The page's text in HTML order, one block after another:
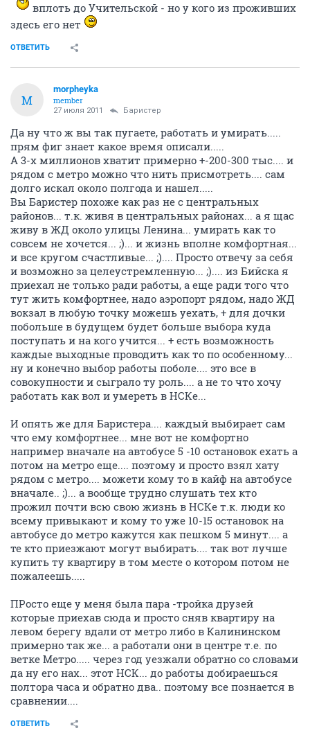
вплоть до Учительской - но у кого из проживших
здесь его нет
ОТВЕТИТЬ
M
morpheyka
member
27 июля 2011 Баристер
Да ну что ж вы так пугаете, работать и умирать.....
прям фиг знает какое время описали.....
А 3-х миллионов хватит примерно +-200-300 тыс.... и
рядом с метро можно что нить присмотреть.... сам
долго искал около полгода и нашел.....
Вы Баристер похоже как раз не с центральных
районов... т.к. живя в центральных районах... а я щас
живу в ЖД около улицы Ленина... умирать как то
совсем не хочется... ;)... и жизнь вполне комфортная...
и все кругом счастливые... ;).... Просто отвечу за себя
и возможно за целеустремленную... ;).... из Бийска я
приехал не только ради работы, а еще ради того что
тут жить комфортнее, надо аэропорт рядом, надо ЖД
вокзал в любую точку можешь уехать, + для дочки
побольше в будущем будет больше выбора куда
поступать и на кого учится... + есть возможность
каждые выходные проводить как то по особенному...
ну и конечно выбор работы поболе.... это все в
совокупности и сыграло ту роль.... а не то что хочу
работать как вол и умереть в НСКе...
И опять же для Баристера.... каждый выбирает сам
что ему комфортнее... мне вот не комфортно
например вначале на автобусе 5 -10 остановок ехать а
потом на метро еще.... поэтому и просто взял хату
рядом с метро.... можети кому то в кайф на автобусе
вначале.. ;)... а вообще трудно слушать тех кто
прожил почти всю свою жизнь в НСКе т.к. люди ко
всему привыкают и кому то уже 10-15 остановок на
автобусе до метро кажутся как пешком 5 минут.... а
те кто приезжают могут выбирать.... так вот лучше
купить ту квартиру в том месте о котором потом не
пожалеешь.....
ПРосто еще у меня была пара -тройка друзей
которые приехав сюда и просто сняв квартиру на
левом берегу вдали от метро либо в Калининском
примерно так же... а работали они в центре т.е. по
ветке Метро..... через год уезжали обратно со словами
да ну его нах... этот НСК... до работы добираешься
полтора часа и обратно два.. поэтому все познается в
сравнении....
ОТВЕТИТЬ